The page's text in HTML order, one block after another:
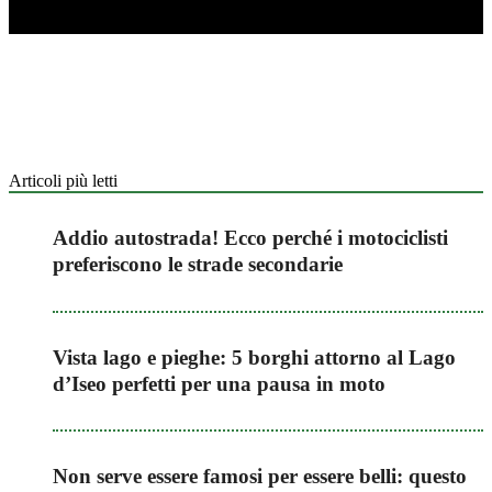
Articoli più letti
Addio autostrada! Ecco perché i motociclisti
preferiscono le strade secondarie
Vista lago e pieghe: 5 borghi attorno al Lago
d’Iseo perfetti per una pausa in moto
Non serve essere famosi per essere belli: questo